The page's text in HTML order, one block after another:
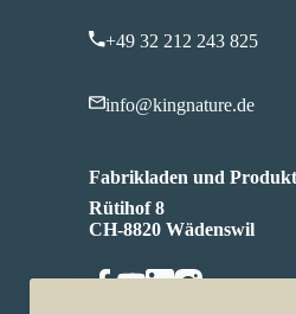
+49 32 212 243 825
info@kingnature.de
Fabrikladen und
Rütihof 8
CH-8820 Wädenswil